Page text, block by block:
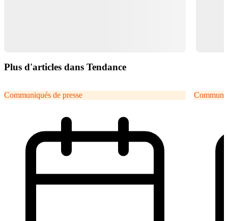
Plus d'articles dans Tendance
Communiqués de presse